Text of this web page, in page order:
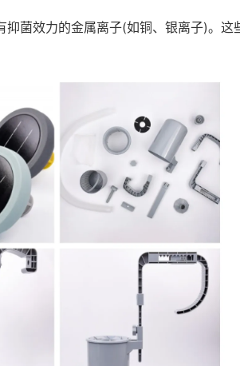
菌效力的金属离子(如铜、银离子)。